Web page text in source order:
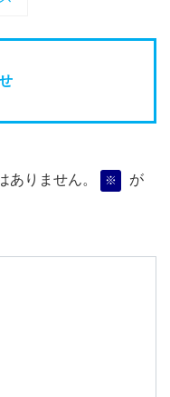
ありません。 ※
が